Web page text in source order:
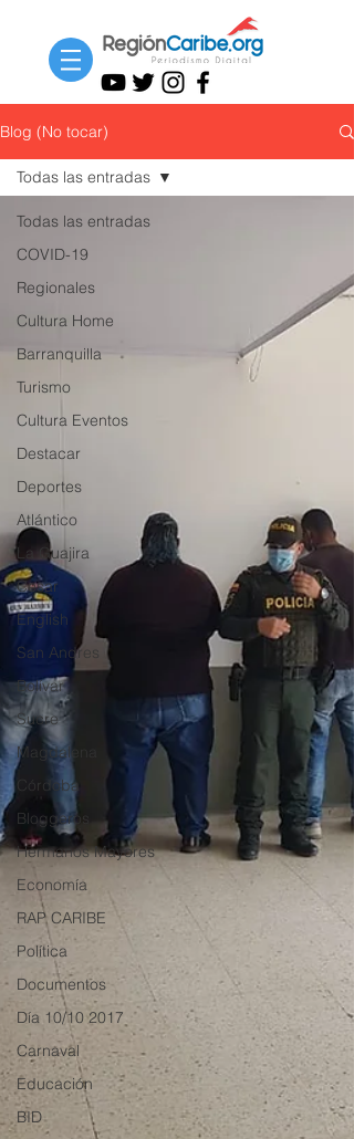
Blog (No tocar)
Todas las entradas
COVID-19
Regionales
Cultura Home
Barranquilla
Turismo
Cultura Eventos
Destacar
Deportes
Atlántico
La Guajira
Cesar
English
San Andres
Bolívar
Sucre
Magdalena
Córdoba
Bloggeros
Hermanos Mayores
Economía
RAP CARIBE
Política
Documentos
Día 10/10 2017
Carnaval
Educación
BID
Todas las entradas